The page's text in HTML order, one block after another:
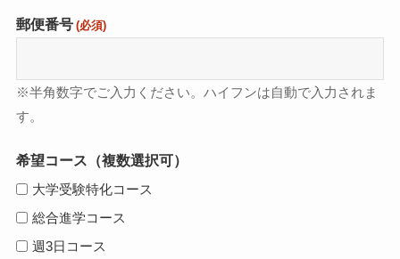
郵便番号 (必須)
※半角数字でご入力ください。ハイフンは自動で入力されま
す。
希望コース（複数選択可）
大学受験特化コース
総合進学コース
週3日コース